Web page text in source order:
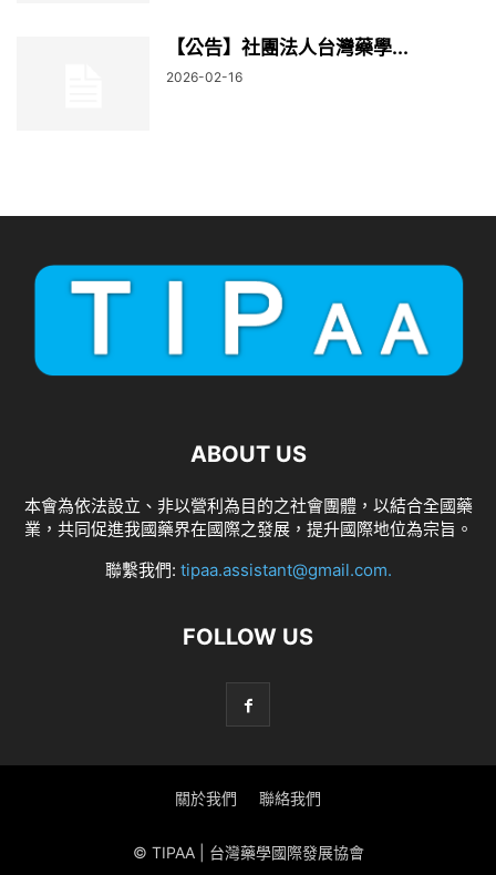
【公告】社團法人台灣藥學...
2026-02-16
ABOUT US
本會為依法設立、非以營利為目的之社會團體，以結合全國藥
業，共同促進我國藥界在國際之發展，提升國際地位為宗旨。
聯繫我們: tipaa.assistant@gmail.com.
FOLLOW US
關於我們 聯絡我們
© TIPAA | 台灣藥學國際發展協會